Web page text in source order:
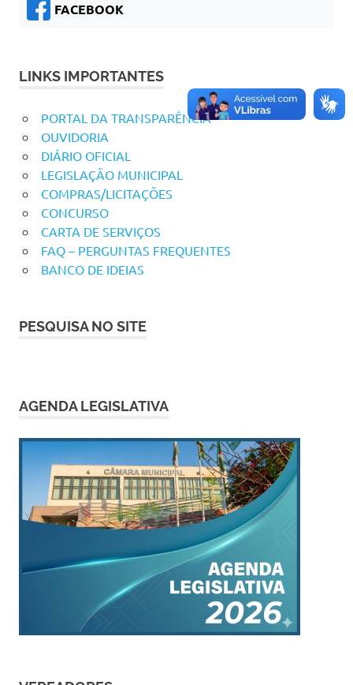
FACEBOOK
LINKS IMPORTANTES
PORTAL DA TRANSPARÊNCIA
OUVIDORIA
DIÁRIO OFICIAL
LEGISLAÇÃO MUNICIPAL
COMPRAS/LICITAÇÕES
CONCURSO
CARTA DE SERVIÇOS
FAQ – PERGUNTAS FREQUENTES
BANCO DE IDEIAS
PESQUISA NO SITE
AGENDA LEGISLATIVA